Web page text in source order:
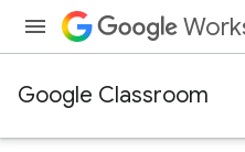
Google Classroom